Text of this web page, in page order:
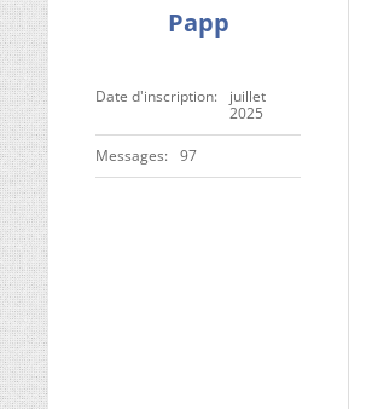
Papp
Date d'inscription
juillet
2025
Messages 97